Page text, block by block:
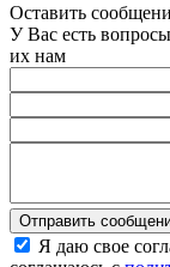
Оставить
У Вас есть
их нам
Отправить
Я даю свое